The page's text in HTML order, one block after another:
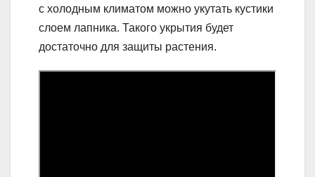
с холодным климатом можно укутать кустики
слоем лапника. Такого укрытия будет
достаточно для защиты растения.